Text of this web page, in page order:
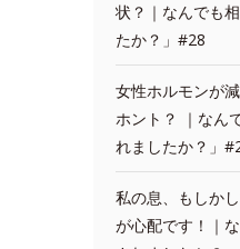
状？｜なんでも
たか？」#28
女性ホルモンが
ホント？ ｜なん
れましたか？」
私の息、もしか
が心配です！｜